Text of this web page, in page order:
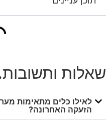
שאלות ותשובות
לאילו כלים מתאימות
הזעקה האחרונה?